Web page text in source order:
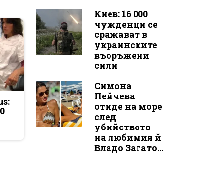
Киев: 16 000
чужденци се
сражават в
украинските
въоръжени
сили
Симона
Пейчева
отиде на море
след
убийството
на любимия й
Владо Загато...